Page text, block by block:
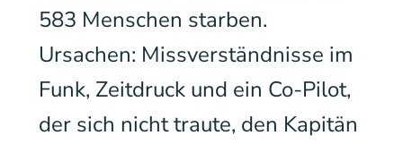
583 Menschen starben.
Ursachen: Missverständnisse im
Funk, Zeitdruck und ein Co-Pilot,
der sich nicht traute, den Kapitän